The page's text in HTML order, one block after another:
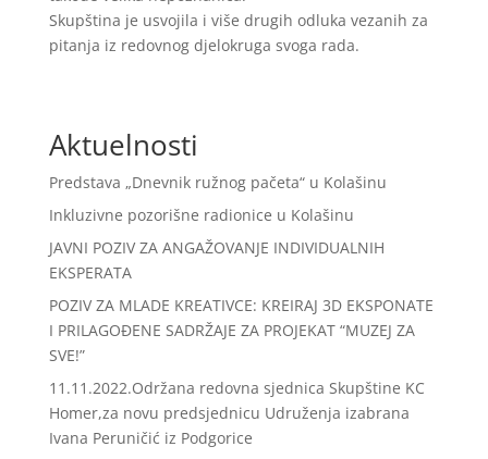
Skupština je usvojila i više drugih odluka vezanih za
pitanja iz redovnog djelokruga svoga rada.
Aktuelnosti
Predstava „Dnevnik ružnog pačeta“ u Kolašinu
Inkluzivne pozorišne radionice u Kolašinu
JAVNI POZIV ZA ANGAŽOVANJE INDIVIDUALNIH
EKSPERATA
POZIV ZA MLADE KREATIVCE: KREIRAJ 3D EKSPONATE
I PRILAGOĐENE SADRŽAJE ZA PROJEKAT “MUZEJ ZA
SVE!”
11.11.2022.Održana redovna sjednica Skupštine KC
Homer,za novu predsjednicu Udruženja izabrana
Ivana Peruničić iz Podgorice